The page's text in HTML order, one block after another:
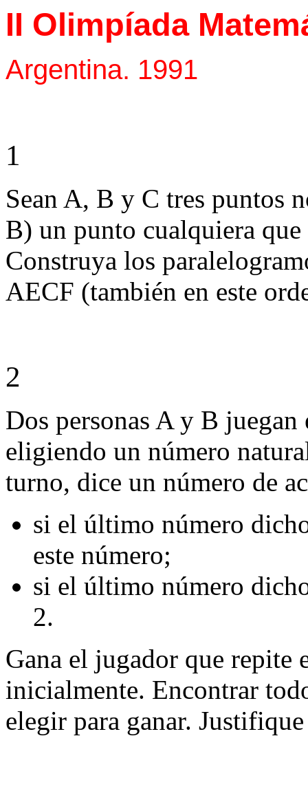
II Olimpíada
Argentina. 1991
1
Sean A, B y C tres puntos
B) un punto cualquiera
Construya los
AECF (también en este
2
Dos personas A y B
eligiendo un número
turno, dice un número de
si el último número
este número;
si el último número
2.
Gana el jugador que repite
inicialmente. Encontrar
elegir para ganar.